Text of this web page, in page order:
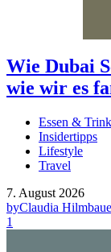
Wie Dubai
wie wir es
Essen &
Insidertipps
Lifestyle
Travel
7. August 2026
byClaudia
1